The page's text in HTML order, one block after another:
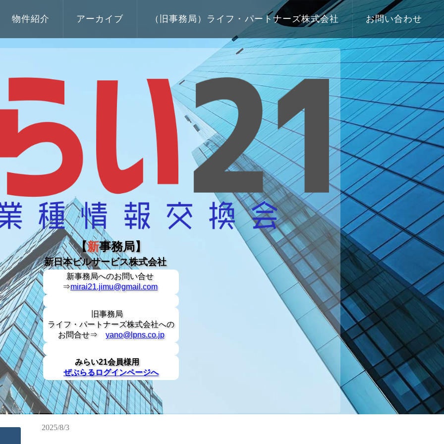
物件紹介 アーカイブ （旧事務局）ライフ・パートナーズ株式会社 お問い合わせ
【新事務局】
新日本ビルサービス株式会社
新事務局へのお問い合せ
⇒mirai21.jimu@gmail.com
旧事務局
ライフ・パートナーズ株式会社への
お問合せ⇒ yano@lpns.co.jp
みらい21会員様用
ぜぶらるログインページへ
2025/8/3